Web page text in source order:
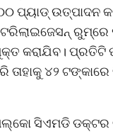
ପ୍ୟାଡ୍ ଉତ୍ପାଦନ
କରାଯିବ। ପ୍ରତିଟି
ତାହାକୁ ୪୨
ସିଏମଡି ଡକ୍ଟର